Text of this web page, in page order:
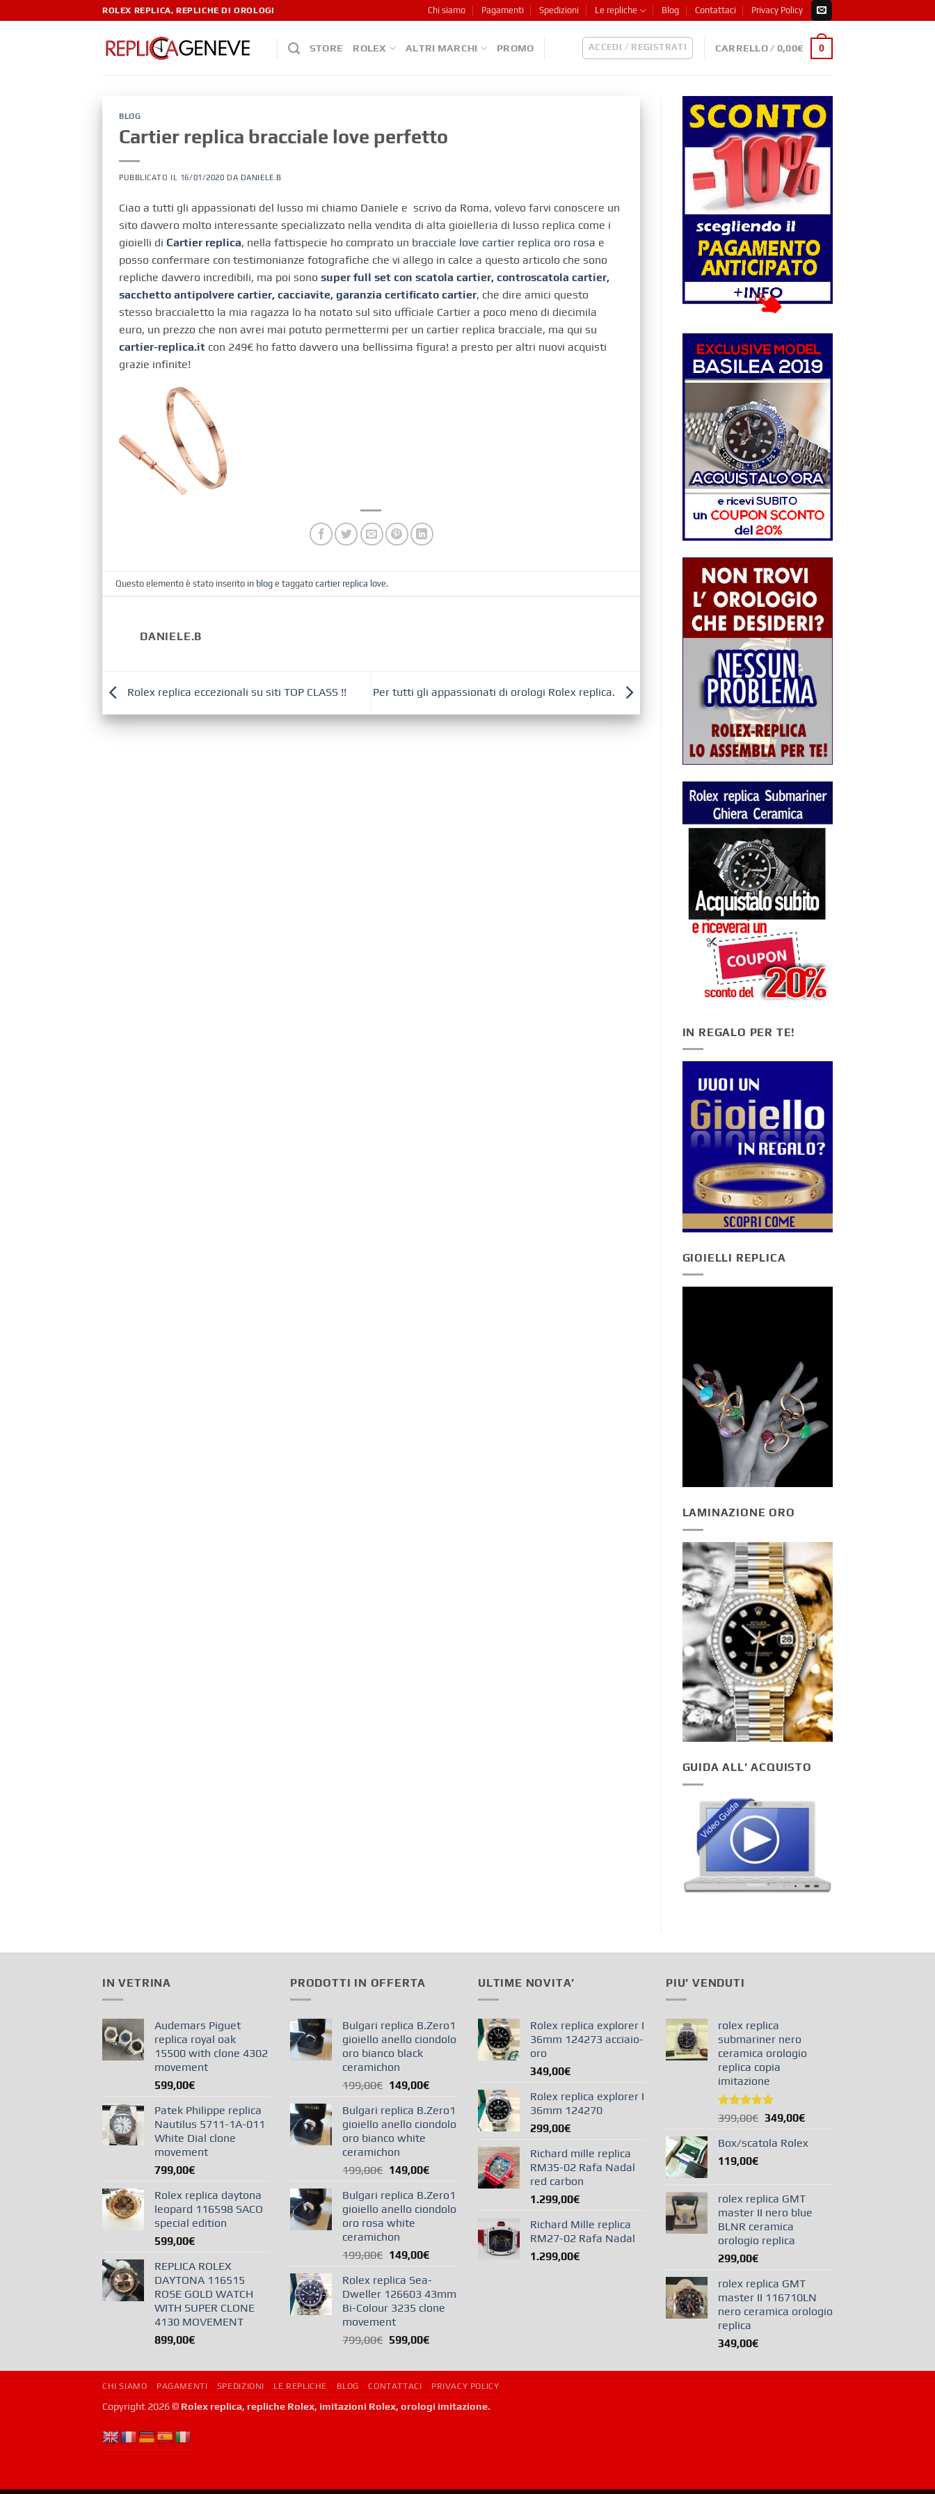
ROLEX REPLICA, REPLICHE DI OROLOGI Chi siamo Pagamenti Spedizioni Le repliche Blog Contattaci Privacy Policy
STORE ROLEX ALTRI MARCHI PROMO ACCEDI / REGISTRATI CARRELLO / 0,00€ 0
BLOG
Cartier replica bracciale love perfetto
PUBBLICATO IL 16/01/2020 DA DANIELE.B
Ciao a tutti gli appassionati del lusso mi chiamo Daniele e scrivo da Roma, volevo farvi conoscere un
sito davvero molto interessante specializzato nella vendita di alta gioielleria di lusso replica come i
gioielli di Cartier replica, nella fattispecie ho comprato un bracciale love cartier replica oro rosa e
posso confermare con testimonianze fotografiche che vi allego in calce a questo articolo che sono
repliche davvero incredibili, ma poi sono super full set con scatola cartier, controscatola cartier,
sacchetto antipolvere cartier, cacciavite, garanzia certificato cartier, che dire amici questo
stesso braccialetto la mia ragazza lo ha notato sul sito ufficiale Cartier a poco meno di diecimila
euro, un prezzo che non avrei mai potuto permettermi per un cartier replica bracciale, ma qui su
cartier-replica.it con 249€ ho fatto davvero una bellissima figura! a presto per altri nuovi acquisti
grazie infinite!
Questo elemento è stato inserito in blog e taggatocartier replica love.
DANIELE.B
Rolex replica eccezionali su siti TOP CLASS !! Per tutti gli appassionati di orologi Rolex replica.
IN REGALO PER TE!
GIOIELLI REPLICA
LAMINAZIONE ORO
GUIDA ALL’ ACQUISTO
IN VETRINA
Audemars Piguet
replica royal oak
15500 with clone 4302
movement
599,00€
Patek Philippe replica
Nautilus 5711-1A-011
White Dial clone
movement
799,00€
Rolex replica daytona
leopard 116598 SACO
special edition
599,00€
REPLICA ROLEX
DAYTONA 116515
ROSE GOLD WATCH
WITH SUPER CLONE
4130 MOVEMENT
899,00€
PRODOTTI IN OFFERTA
Bulgari replica B.Zero1
gioiello anello ciondolo
oro bianco black
ceramichon
199,00€ 149,00€
Bulgari replica B.Zero1
gioiello anello ciondolo
oro bianco white
ceramichon
199,00€ 149,00€
Bulgari replica B.Zero1
gioiello anello ciondolo
oro rosa white
ceramichon
199,00€ 149,00€
Rolex replica Sea-
Dweller 126603 43mm
Bi-Colour 3235 clone
movement
799,00€ 599,00€
ULTIME NOVITA’
Rolex replica explorer I
36mm 124273 acciaio-
oro
349,00€
Rolex replica explorer I
36mm 124270
299,00€
Richard mille replica
RM35-02 Rafa Nadal
red carbon
1.299,00€
Richard Mille replica
RM27-02 Rafa Nadal
1.299,00€
PIU’ VENDUTI
rolex replica
submariner nero
ceramica orologio
replica copia
imitazione
Valutato
399,00€ 349,00€
Box/scatola Rolex
119,00€
rolex replica GMT
master II nero blue
BLNR ceramica
orologio replica
299,00€
rolex replica GMT
master II 116710LN
nero ceramica orologio
replica
349,00€
CHI SIAMO PAGAMENTI SPEDIZIONI LE REPLICHE BLOG CONTATTACI PRIVACY POLICY
Copyright 2026 © Rolex replica, repliche Rolex, imitazioni Rolex, orologi imitazione.